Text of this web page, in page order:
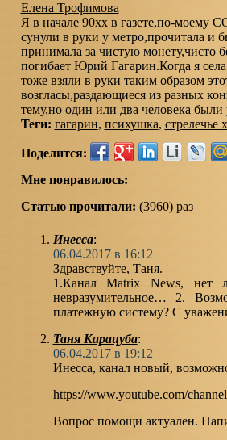
Елена Трофимова
Я в начале 90хх в газете,по-
сунули в руки у метро,прочитала и
принимала за чистую монету,чисто
погибает Юрий Гагарин.Когда я
тоже взяли в руки таким образом
возгласы,раздающиеся из разных
тему,но один или два человека были
Теги: гагарин, психушка, стрелечье
Поделится:
Мне понравилось:
Статью прочитали: (3960) раз
Инесса:
06.04.2017 в 16:12
Здравствуйте, Таня.
1.Канал Matrix News, нет
невразумительное… 2.
платежную систему? С
Таня Карацуба:
06.04.2017 в 19:12
Инесса, канал новый,
https://www.youtube.com/
Вопрос помощи актуален.